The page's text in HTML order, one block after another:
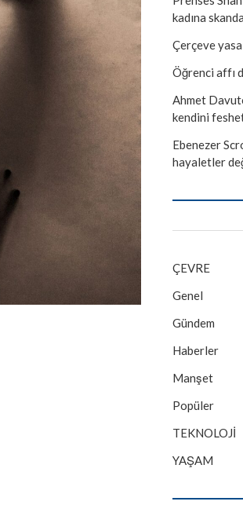
kadına
Çerçeve
Öğrenci affı
Ahmet
kendini
Ebenezer
hayaletler
ÇEVRE
Genel
Gündem
Haberler
Manşet
Popüler
TEKNOLOJİ
YAŞAM